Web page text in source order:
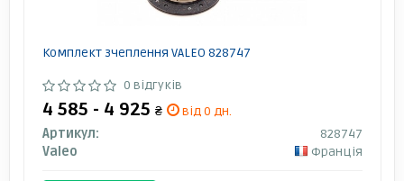
Комплект зчеплення VALEO 828747
0 відгуків
4 585 - 4 925 ₴
від 0 дн.
Артикул:
828747
Valeo
Франція